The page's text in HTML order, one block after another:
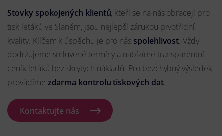
Stovky spokojených klientů, kteří se na nás obracejí pro
tisk letáků ve Slaném, jsou nejlepší zárukou prvotřídní
kvality. Klíčem k úspěchu je pro nás spolehlivost. Vždy
dodržujeme smluvené termíny a nabízíme transparentní
ceník letáků bez skrytých nákladů. Pro bezchybný výsledek
provádíme zdarma kontrolu tiskových dat.
Kontaktujte nás